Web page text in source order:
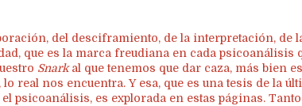
del desciframiento, de la interpretación, de
que es la marca freudiana en cada psicoanálisis
Snarkal que tenemos que dar caza, más bien es
real nos encuentra. Y esa, que es una tesis de la
psicoanálisis, es explorada en estas páginas.